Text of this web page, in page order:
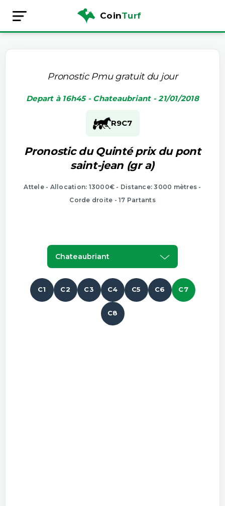
CoinTurf
Pronostic Pmu gratuit du jour
Depart à 16h45 - Chateaubriant - 21/01/2018
R9C7
Pronostic du Quinté prix du pont
saint-jean (gr a)
Attele - Allocation: 13000€ - Distance: 3000 mètres -
Corde droite - 17 Partants
Chateaubriant
C1 C2 C3 C4 C5 C6 C7
C8